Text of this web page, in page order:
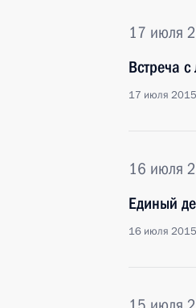
17 июля
Встреча
17 июля
16 июля
Единый
16 июля